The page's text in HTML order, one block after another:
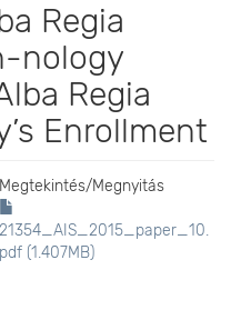
Regia
nology
Regia
Enrollment
Megtekintés/Megnyitás
21354_AIS_2015_paper_10.
pdf (1.407MB)